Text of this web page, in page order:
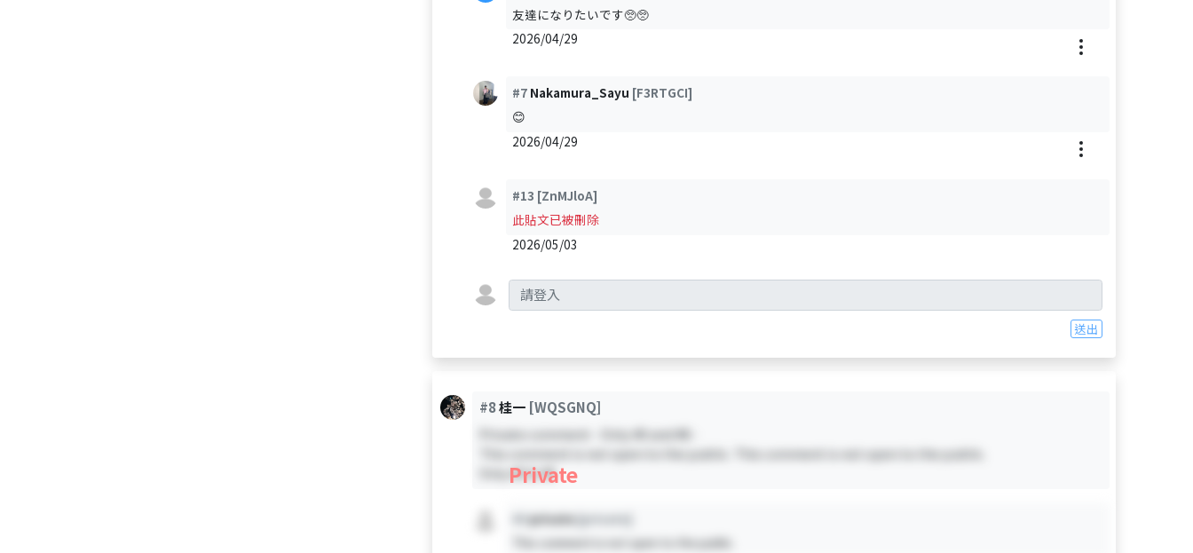
友達になりたいです🥺🥺
2026/04/29
#7 Nakamura_Sayu [F3RTGCI]
😊
2026/04/29
#13 [ZnMJloA]
此貼文已被刪除
2026/05/03
送出
#8桂一 [WQSGNQ]
Private comment - Only #0 and #8 -
This comment is not open to the public. This comment is not open to the public.
Only #0 & #8
Private
#Xprivate[private]
This comment is not open to the public.